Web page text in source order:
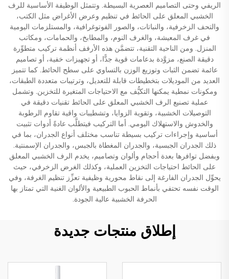
الريفي وحتى التصاميم العصرية البسيطة. وتتمثل الوظيفة الأساسية للرف
الخشبي المعلق على الحائط في تنظيم وعرض الأغراض مثل الكتب،
والتحف الزخرفية، والنباتات، والصور الفوتوغرافية، والمستلزمات اليومية
في غرف المعيشة، والغرف النوم، والمطابخ، والحمامات، ومكاتب
المنزل. ومن الناحية التقنية، تتضمَّن هذه الأرفف أنظمة تركيب متطوِّرة
دقيقة الصنع، مزوَّدة بدعامات قوية جدًّا، أو تجهيزات خفية، أو تصاميم
عائمة تضمن الثبات وتوزيع الوزن بالتساوي على سطح الحائط. كما تتميز
العديد من الموديلات بتخطيطات قابلة للتعديل، وترتيبات متعددة الطبقات،
ومكونات نمطية يمكنها التكيُّف مع الاحتياجات المتغيرة للتخزين. وتشمل
عملية تصنيع الرف الخشبي المعلق على الحائط تقنيات دقيقة في
التوصيلات الخشبية، وتقوية الزوايا، وتشطيبات واقية تقاوم الرطوبة
والخدوش والاستهلاك اليومي. أما التركيب فيتطلَّب عادةً أدوات تثبيت
أساسية وإجراءات تركيب بسيطة تناسب مختلف أنواع الجدران، بما في
ذلك الجدران الجبسية، والجدران المغطاة بالجبس، والجدران الإسمنتية.
وبفضل توافرها بعدة أحجام وألوان وتصاميم، يخدم الرف الخشبي المعلق
على الحائط احتياجات التخزين العملية، وكذلك الغرض الزخرفي، حيث
يحوِّل الجدران الفارغة إلى نقاط محورية وظيفية تعزِّز تنظيم الغرفة، وفي
الوقت نفسه تحتفي بأنماط الحبوب الطبيعية والألوان الغنية التي تمتاز بها
الحرفة الخشبية عالية الجودة.
إطلاق منتجات جديدة